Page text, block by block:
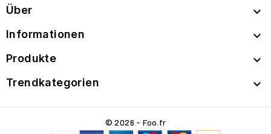
Über 
Informationen 
Produkte 
Trendkategorien 
© 2026 - Foo.fr